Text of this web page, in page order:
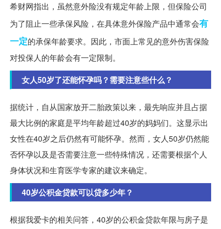
希财网指出，虽然意外险没有规定年龄上限，但保险公司
为了阻止一些承保风险，在具体意外保险产品中通常会有
一定的承保年龄要求。因此，市面上常见的意外伤害保险
对投保人的年龄会有一定限制。
女人50岁了还能怀孕吗？需要注意些什么？
据统计，自从国家放开二胎政策以来，最先响应并且占据
最大比例的家庭是平均年龄超过40岁的妈妈们。这显示出
女性在40岁之后仍然有可能怀孕。然而，女人50岁仍然能
否怀孕以及是否需要注意一些特殊情况，还需要根据个人
身体状况和生育医学专家的建议来确定。
40岁公积金贷款可以贷多少年？
根据我爱卡的相关问答，40岁的公积金贷款年限与房子是